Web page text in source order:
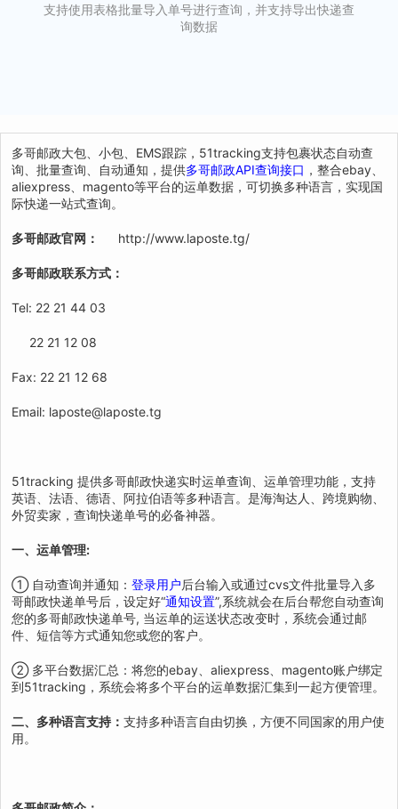
支持使用表格批量导入单号进行查询，并支持导出快递查
询数据
多哥邮政大包、小包、EMS跟踪，51tracking支持包裹状态自动查
询、批量查询、自动通知，提供多哥邮政API查询接口 ，整合ebay、
aliexpress、magento等平台的运单数据，可切换多种语言，实现国
际快递一站式查询。
多哥邮政官网： http://www.laposte.tg/
多哥邮政联系方式：
Tel: 22 21 44 03
22 21 12 08
Fax: 22 21 12 68
Email: laposte@laposte.tg
51tracking 提供多哥邮政快递实时运单查询、运单管理功能，支持
英语、法语、德语、阿拉伯语等多种语言。是海淘达人、跨境购物、
外贸卖家，查询快递单号的必备神器。
一、运单管理:
① 自动查询并通知： 登录用户后台输入或通过cvs文件批量导入多
哥邮政快递单号后，设定好“通知设置”,系统就会在后台帮您自动查询
您的多哥邮政快递单号, 当运单的运送状态改变时，系统会通过邮
件、短信等方式通知您或您的客户。
② 多平台数据汇总：将您的ebay、aliexpress、magento账户绑定
到51tracking，系统会将多个平台的运单数据汇集到一起方便管理。
二、多种语言支持： 支持多种语言自由切换，方便不同国家的用户使
用。